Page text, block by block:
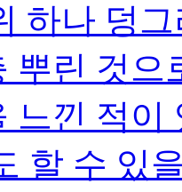
하나 덩
뿌린 것으
느낀 적이
할 수 있